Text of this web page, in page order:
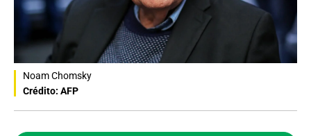
Noam Chomsky
Crédito: AFP